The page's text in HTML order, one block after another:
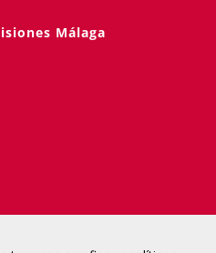
Málaga